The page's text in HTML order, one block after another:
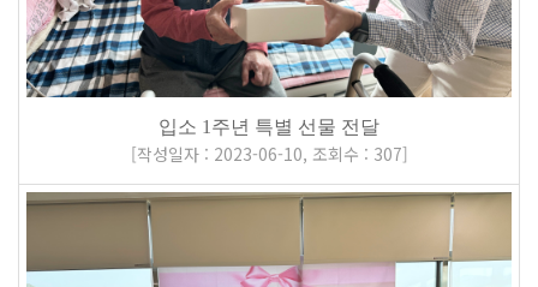
입소 1주년 특별 선물 전달
[작성일자 : 2023-06-10, 조회수 : 307]